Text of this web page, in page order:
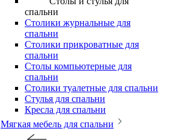
спальни
Столики журнальные для
спальни
Столики прикроватные для
спальни
Столы компьютерные для
спальни
Столики туалетные для спальни
Стулья для спальни
Кресла для спальни
Мягкая мебель для спальни